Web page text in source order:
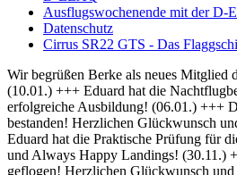
Ausflugswochenende mit der D-
Datenschutz
Cirrus SR22 GTS - Das
Wir begrüßen Berke als neues Mitglied der FFG! Herzlich willkommen und always Happy Landings! (01.02.) +++ Herzlich Willkommen bei der FFG, Thomas! Viel Spaß und Erfolg bei deiner Ausbildung! (10.01.) +++ Eduard hat die Nachtflugberechtigung erworben! Herzlichen Glückwunsch und Always Bright Moonlight! (08.01.) +++ Wir heißen Martin als neuen Flugschüler willkommen und wünschen eine erfolgreiche Ausbildung! (06.01.) +++ Die FFG hat ein neues Mitglied und damit bald auch einen neuen Fluglehrer - Herzlich Willkommen bei uns Dominik! (04.01.) +++ Frederik hat seine IFR Prüfung bestanden! Herzlichen Glückwunsch und Always Happy Landings! (20.12.) +++ Rico hat seine BZF 1 Prüfung bestanden. Herzlichen Glückwünsch und weiterhin viel Erfolg bei der Ausbildung (16.12.) +++ Eduard hat die Praktische Prüfung für die PPL(A) bestanden! Herzlichen Glückwunsch und Always Happy Landings! (05.12.) +++ Falk hat seine Nachtflugausbildung abgeschlossen! Herzlichen Glückwunsch und Always Happy Landings! (30.11.) +++ Christian Leverenz hat sein Night Rating abgeschlossen! Herzlichen Glückwunsch und Always Happy Landings! (03.11.) +++ Rico ist seine ersten Soloplatzrunden geflogen! Herzlichen Glückwunsch und Always Happy Landings! (31.10.) +++ Richard und Eduard hat die Theoretische Prüfung bestanden! Herzlichen Glückwunsch und Always Happy Landings! (18.10.) +++ André hat die Theoretische Prüfung bestanden! Herzlichen Glückwunsch und Always Happy Landings! (20.09.) +++ Michel hat die PPL-Prüfung bestanden! Herzlichen Glückwunsch und Always Happy Landings! (06.09.) +++ Wir begrüßen Robin als neues Mitglied der FFG! Viel Erfolg bei der Ausbildung! (02.09.) +++ Eduard und Viveik haben das BZF I bestanden! Gratulation und weiterhin Happy Landings! (29.08.) +++ Eduard hat seinen 1. Solo-Flug absolviert! Herzlichen Glückwunsch und Always Happy Landings! (28.08.) +++ Wir heißen